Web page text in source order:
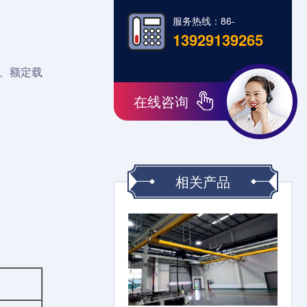
额定载
服务热线：86-
13929139265
在线咨询
相关产品